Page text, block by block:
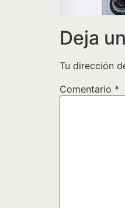
Deja
Tu dirección
Comentario *